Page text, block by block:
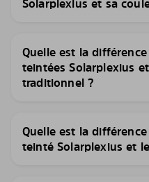
Solarplexius et sa
Quelle est la
teintées Solarplexius
traditionnel ?
Quelle est la
teinté Solarplexius et